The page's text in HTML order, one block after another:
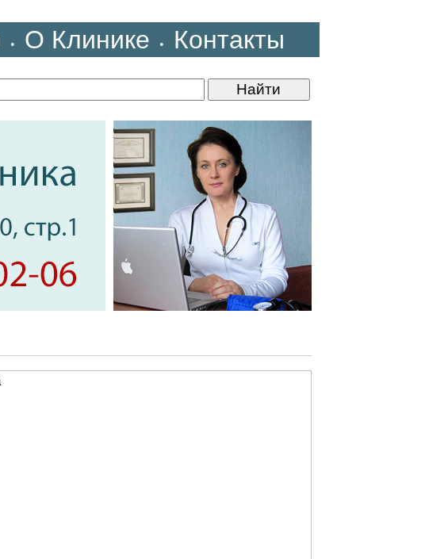
• О Клинике • Контакты